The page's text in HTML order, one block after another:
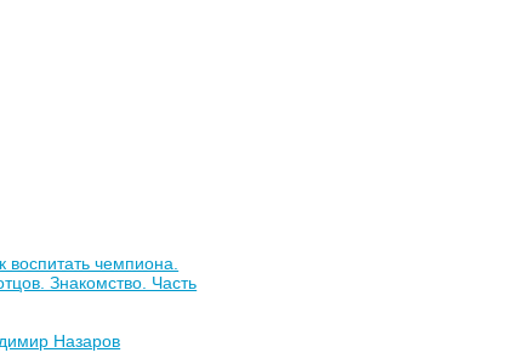
воспитать чемпиона.
Знакомство. Часть
Назаров